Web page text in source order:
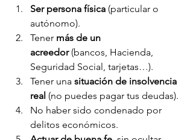
Ser persona física (particular o
autónomo).
Tener más de un
acreedor (bancos, Hacienda,
Seguridad Social, tarjetas…).
Tener una situación de insolvencia
real (no puedes pagar tus deudas).
No haber sido condenado por
delitos económicos.